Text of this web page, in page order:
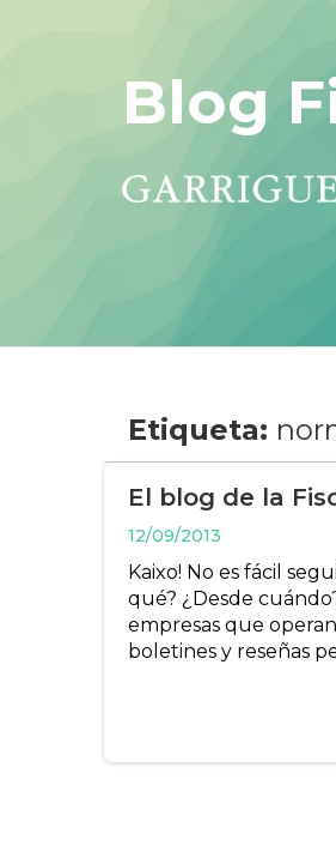
Blog
Etiqueta:
El blog de la
12/09/2013
Kaixo! No es fácil
qué? ¿Desde
empresas que
boletines y reseñas